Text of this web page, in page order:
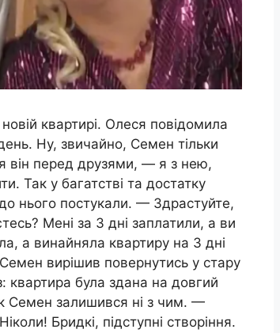
квартирі. Олеся повідомила
Ну, звичайно, Семен тільки
він перед друзями, — я з нею,
Так у багатстві та достатку
нього постукали. — Здрастуйте,
Мені за 3 дні заплатили, а ви
а винайняла квартиру на 3 дні
вирішив повернутись у стару
була здана на довгий
Семен залишився ні з чим. —
Бридкі, підступні створіння.